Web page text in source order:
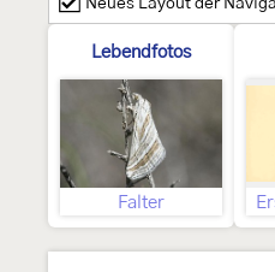
Neues Layout der
Lebendfotos
Falter